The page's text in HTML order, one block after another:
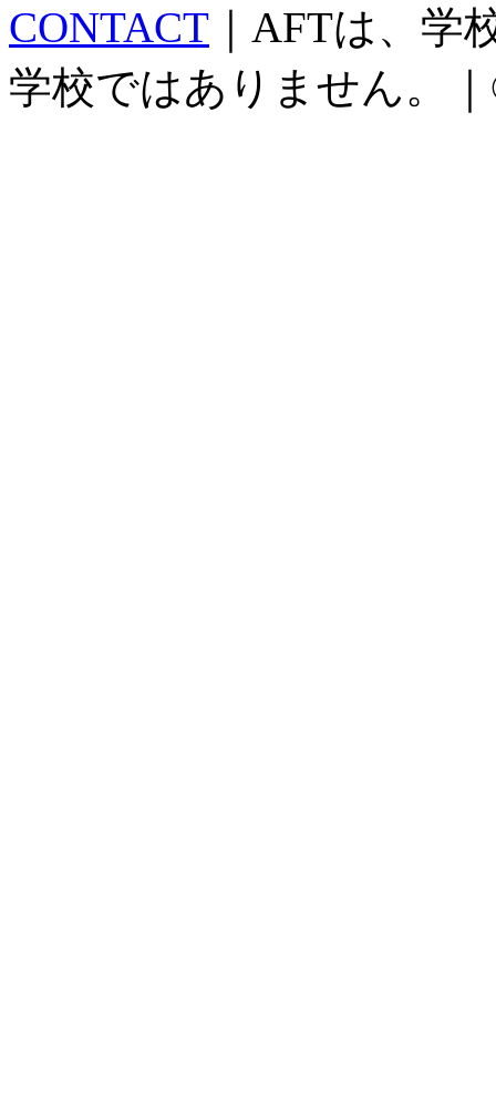
CONTACT ｜AFTは、
学校ではありません。